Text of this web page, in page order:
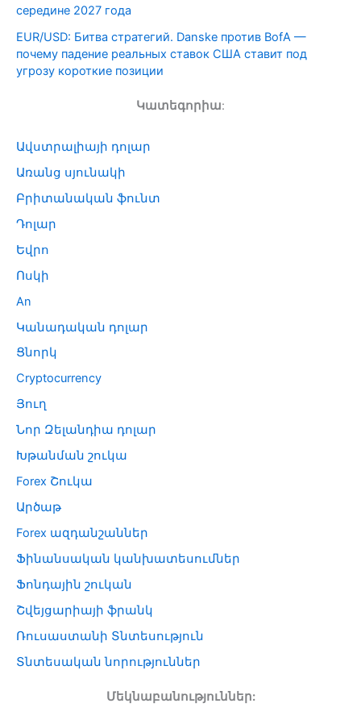
середине 2027 года
EUR/USD: Битва стратегий. Danske против BofA —
почему падение реальных ставок США ставит под
угрозу короткие позиции
Կատեգորիա:
Ավստրալիայի դոլար
Առանց սյունակի
Բրիտանական ֆունտ
Դոլար
Եվրո
Ոսկի
An
Կանադական դոլար
Ցնորկ
Cryptocurrency
Յուղ
Նոր Զելանդիա դոլար
Խթանման շուկա
Forex Շուկա
Արծաթ
Forex ազդանշաններ
Ֆինանսական կանխատեսումներ
Ֆոնդային շուկան
Շվեյցարիայի ֆրանկ
Ռուսաստանի Տնտեսություն
Տնտեսական նորություններ
Մեկնաբանություններ: